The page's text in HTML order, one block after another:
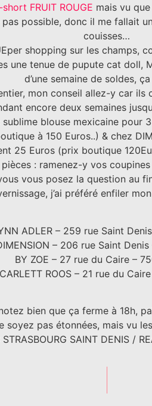
FRUIT ROUGE mais vu
pas possible, donc il me fallait
couisses…
shopping sur les champs,
une tenue de pupute cat doll,
d’une semaine de soldes,
mon conseil allez-y car
encore deux semaines
sublime blouse mexicaine
à 150 Euros..) & chez
25 Euros (prix boutique
: ramenez-y vos
vous posez la question au
j’ai préféré enfiler
ADLER – 259 rue Saint
– 206 rue Saint Denis
BY ZOE – 27 rue du Caire –
ROOS – 21 rue du
bien que ça ferme à 18h,
soyez pas étonnées, mais vu
SAINT DENIS /